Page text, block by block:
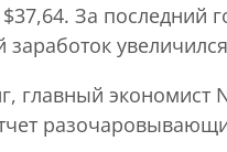
За последний
заработок
главный экономист